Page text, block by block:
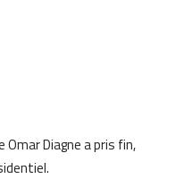
Omar Diagne a pris fin,